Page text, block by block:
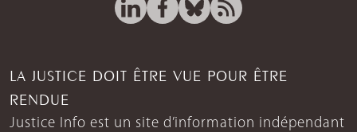
LA JUSTICE DOIT ÊTRE VUE POUR ÊTRE
RENDUE
Justice Info est un site d’information indépendant